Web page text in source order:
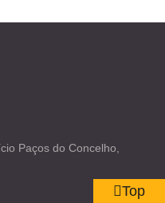
Paços do Concelho,
Top